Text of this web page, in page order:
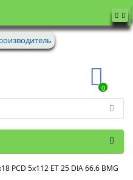
0
PCD 5x112 ET 25 DIA 66.6 BMG